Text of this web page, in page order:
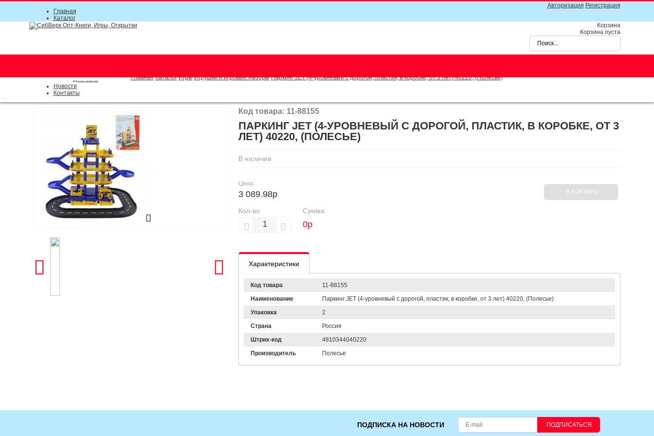
Авторизация Регистрация
Главная
Каталог
Прайс-листы
Доставка
Новости
Контакты
Корзина
Корзина пуста
Главная Каталог Игры Игрушки и игровые наборы Паркинг JET (4-уровневый с дорогой, пластик, в коробке, от 3 лет) 40220, (Полесье)
Код товара: 11-88155
ПАРКИНГ JET (4-УРОВНЕВЫЙ С ДОРОГОЙ, ПЛАСТИК, В КОРОБКЕ, ОТ 3
ЛЕТ) 40220, (ПОЛЕСЬЕ)
В наличии
Цена:
3 089.98р
Кол-во Сумма
0р
В КОРЗИНУ
Характеристики
Код товара
11-88155
Наименование
Паркинг JET (4-уровневый с дорогой, пластик, в коробке, от 3 лет) 40220, (Полесье)
Упаковка
2
Страна
Россия
Штрих-код
4810344040220
Производитель
Полесье
ПОДПИСКА НА НОВОСТИ ПОДПИСАТЬСЯ